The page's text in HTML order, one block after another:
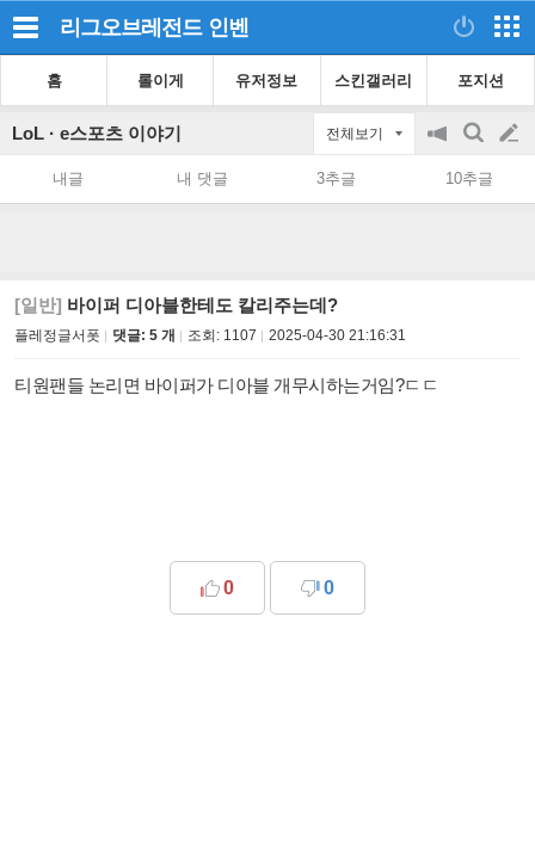
리그오브레전드 인벤
홈 롤이게 유저정보 스킨갤러리 포지션
LoL · e스포츠 이야기 전체보기
공
지
on/off
검
색
글
쓰
내글 내 댓글 3추글 10추글
[일반] 바이퍼 디아블한테도 칼리주는데?
플레정글서폿 댓글: 5 개 조회: 1107 2025-04-30 21:16:31
티원팬들 논리면 바이퍼가 디아블 개무시하는거임?ㄷㄷ
0 0